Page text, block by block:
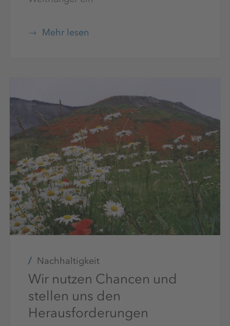
Mehr lesen
Nachhaltigkeit
Wir nutzen Chancen und
stellen uns den
Herausforderungen